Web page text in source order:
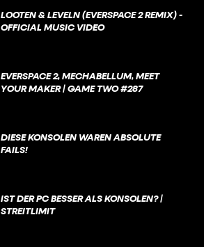
LOOTEN & LEVELN (EVERSPACE 2 REMIX) -
OFFICIAL MUSIC VIDEO
EVERSPACE 2, MECHABELLUM, MEET
YOUR MAKER | GAME TWO #287
DIESE KONSOLEN WAREN ABSOLUTE
FAILS!
IST DER PC BESSER ALS KONSOLEN? |
STREITLIMIT